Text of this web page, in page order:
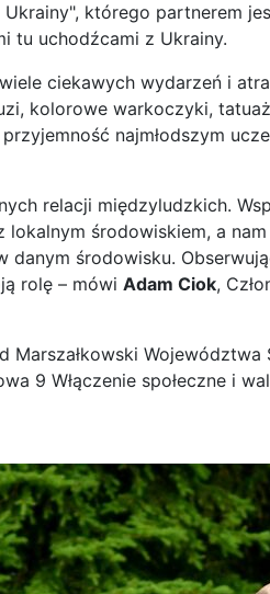
którego partnerem
tu uchodźcami z Ukrainy.
ciekawych wydarzeń i
kolorowe warkoczyki,
najmłodszym
relacji międzyludzkich.
środowiskiem, a
środowisku.
rolę – mówi Adam Ciok,
9 Włączenie społeczne i